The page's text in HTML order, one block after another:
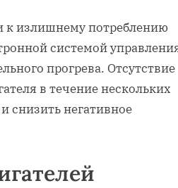
к излишнему потреблению
системой
прогрева. Отсутствие
в течение нескольких
снизить негативное